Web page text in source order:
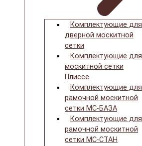
Комплектующие для
дверной москитной
сетки
Комплектующие для
москитной сетки
Плиссе
Комплектующие для
рамочной москитной
сетки МС-БАЗА
Комплектующие для
рамочной москитной
сетки МС-СТАН